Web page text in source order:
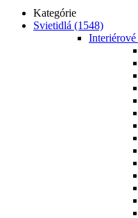
Kategórie
Svietidlá (1548)
Interiérové